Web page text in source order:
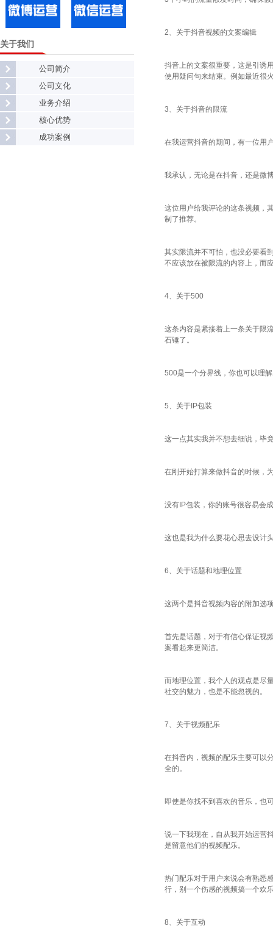
关于我们
公司简介
公司文化
业务介绍
核心优势
成功案例
2、关于抖音视频的文案编辑
抖音上的文案很重要，这是引诱
使用疑问句来结束。例如最近很
3、关于抖音的限流
在我运营抖音的期间，有一位用
我承认，无论是在抖音，还是微
这位用户给我评论的这条视频，
制了推荐。
其实限流并不可怕，也没必要看
不应该放在被限流的内容上，而
4、关于500
这条内容是紧接着上一条关于限
石锤了。
500是一个分界线，你也可以理
5、关于IP包装
这一点其实我并不想去细说，毕
在刚开始打算来做抖音的时候，
没有IP包装，你的账号很容易会
这也是我为什么要花心思去设计
6、关于话题和地理位置
这两个是抖音视频内容的附加选
首先是话题，对于有信心保证视
案看起来更简洁。
而地理位置，我个人的观点是尽
社交的魅力，也是不能忽视的。
7、关于视频配乐
在抖音内，视频的配乐主要可以
全的。
即使是你找不到喜欢的音乐，也
说一下我现在，自从我开始运营
是留意他们的视频配乐。
热门配乐对于用户来说会有熟悉
行，别一个伤感的视频搞一个欢
8、关于互动